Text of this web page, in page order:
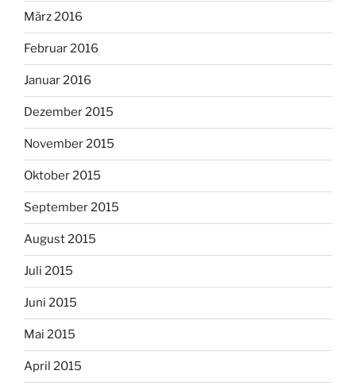
März 2016
Februar 2016
Januar 2016
Dezember 2015
November 2015
Oktober 2015
September 2015
August 2015
Juli 2015
Juni 2015
Mai 2015
April 2015